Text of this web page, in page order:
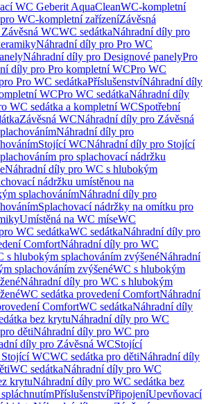
WC Geberit AquaCleanWC-kompletní
WC-kompletní zařízeníZávěsná
WCWC sedátkaNáhradní díly pro
Náhradní díly pro Pro WC
Náhradní díly pro Designové panelyPro
díly pro Pro kompletní WCPro WC
Pro WC sedátkaPříslušenstvíNáhradní díly
WCPro WC sedátkaNáhradní díly
WC sedátka a kompletní WCSpotřební
Závěsná WCNáhradní díly pro Závěsná
Náhradní díly pro
Stojící WCNáhradní díly pro Stojící
pro splachovací nádržku
Náhradní díly pro WC s hlubokým
nádržku umístěnou na
splachovánímNáhradní díly pro
Splachovací nádržky na omítku pro
Umístěná na WC míseWC
WC sedátkaWC sedátkaNáhradní díly pro
ComfortNáhradní díly pro WC
s hlubokým splachováním zvýšenéNáhradní
splachováním zvýšenéWC s hlubokým
Náhradní díly pro WC s hlubokým
WC sedátka provedení ComfortNáhradní
ComfortWC sedátkaNáhradní díly
bez krytuNáhradní díly pro WC
dětiNáhradní díly pro WC pro
díly pro Závěsná WCStojící
WCWC sedátka pro dětiNáhradní díly
WC sedátkaNáhradní díly pro WC
krytuNáhradní díly pro WC sedátka bez
spláchnutímPříslušenstvíPřipojeníUpevňovací